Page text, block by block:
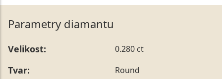
Parametry diamantu
Velikost: 0.280 ct
Tvar: Round